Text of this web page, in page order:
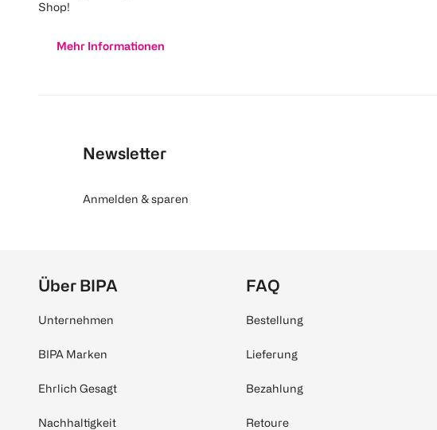
Shop!
Mehr Informationen
Newsletter
Anmelden & sparen
Über BIPA
Unternehmen
BIPA Marken
Ehrlich Gesagt
Nachhaltigkeit
FAQ
Bestellung
Lieferung
Bezahlung
Retoure